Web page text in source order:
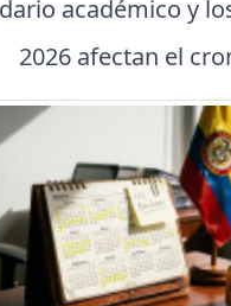
académico y
2026 afectan el